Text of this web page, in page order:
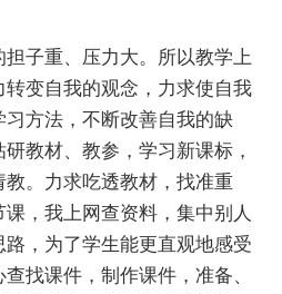
子重、压力大。所以教学上
变自我的观念，力求使自我
方法，不断改善自我的缺
教材、教参，学习新课标，
。力求吃透教材，找准重
，我上网查资料，集中别人
，为了学生能更直观地感受
找课件，制作课件，准备、